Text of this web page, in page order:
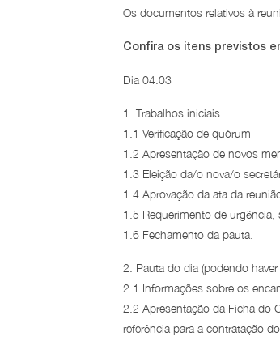
Os documentos relativos à
Confira os itens previstos
Dia 04.03
1. Trabalhos iniciais
1.1 Verificação de quórum
1.2 Apresentação de novos
1.3 Eleição da/o nova/o
1.4 Aprovação da ata da
1.5 Requerimento de
1.6 Fechamento da pauta.
2. Pauta do dia (podendo
2.1 Informações sobre os
2.2 Apresentação da Ficha do
referência para a contratação